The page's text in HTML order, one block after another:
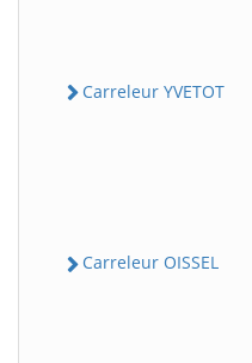
Carreleur YVETOT
Carreleur OISSEL